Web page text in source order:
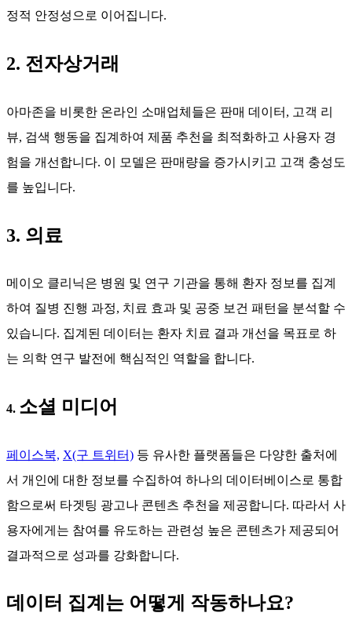
정적 안정성으로 이어집니다.
2. 전자상거래
아마존을 비롯한 온라인 소매업체들은 판매 데이터, 고객 리
뷰, 검색 행동을 집계하여 제품 추천을 최적화하고 사용자 경
험을 개선합니다. 이 모델은 판매량을 증가시키고 고객 충성도
를 높입니다.
3. 의료
메이오 클리닉은 병원 및 연구 기관을 통해 환자 정보를 집계
하여 질병 진행 과정, 치료 효과 및 공중 보건 패턴을 분석할 수
있습니다. 집계된 데이터는 환자 치료 결과 개선을 목표로 하
는 의학 연구 발전에 핵심적인 역할을 합니다.
4. 소셜 미디어
페이스북, X(구 트위터) 등 유사한 플랫폼들은 다양한 출처에
서 개인에 대한 정보를 수집하여 하나의 데이터베이스로 통합
함으로써 타겟팅 광고나 콘텐츠 추천을 제공합니다. 따라서 사
용자에게는 참여를 유도하는 관련성 높은 콘텐츠가 제공되어
결과적으로 성과를 강화합니다.
데이터 집계는 어떻게 작동하나요?